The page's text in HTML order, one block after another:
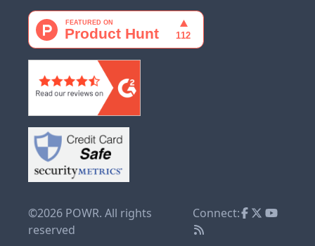
©2026 POWR. All rights
reserved
Connect: